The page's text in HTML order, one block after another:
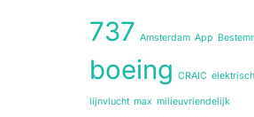
737 Amsterdam App
boeing CRAIC elektrisch
lijnvlucht max milieuvriendelijk